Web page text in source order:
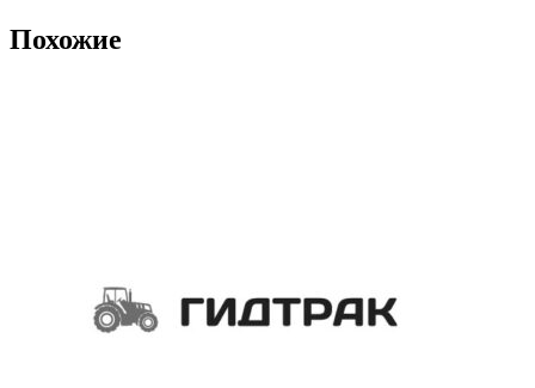
Похожие